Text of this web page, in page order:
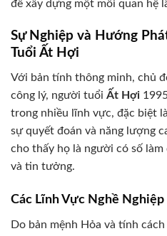
để xây dựng một mối quan hệ
Sự Nghiệp và Hướng
Tuổi Ất Hợi
Với bản tính thông minh, chủ
công lý, người tuổi Ất Hợi
trong nhiều lĩnh vực, đặc biệt
sự quyết đoán và năng lượng
cho thấy họ là người có số
và tin tưởng.
Các Lĩnh Vực Nghề
Do bản mệnh Hỏa và tính